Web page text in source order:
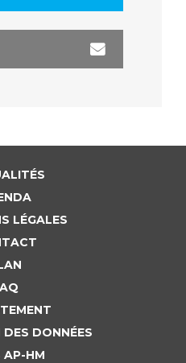
LÉGALES
DONNÉES
AP-HM